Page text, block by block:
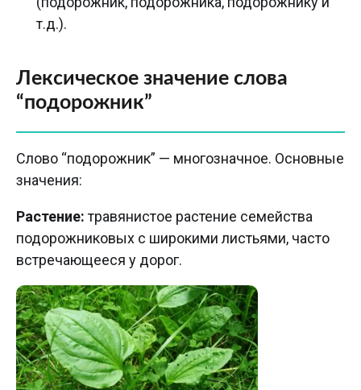
т.д.).
Лексическое значение слова
“подорожник”
Слово “подорожник” — многозначное. Основные
значения:
Растение:травянистое растение семейства
подорожниковых с широкими листьями, часто
встречающееся у дорог.